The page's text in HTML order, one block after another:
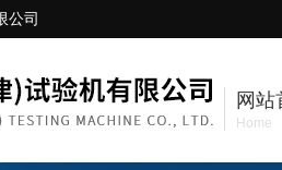
公司
网站
Home